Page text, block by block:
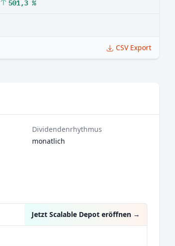
CSV Export
Dividendenrhythmus
monatlich
Jetzt Scalable Depot eröffnen →